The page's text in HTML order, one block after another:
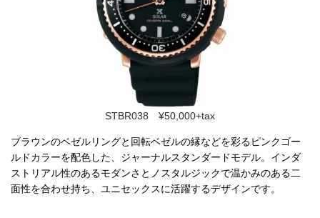
STBR038 ¥50,000+tax
ブラウンのベゼルリングと回転ベゼルの縁などを彩るピンクゴー
ルドカラーを配色した、ジャーナルスタンダードモデル。インダ
ストリアル性のあるモダンさとノスタルジックで温かみのある二
面性を合わせ持ち、ユニセックスに活躍するデザインです。